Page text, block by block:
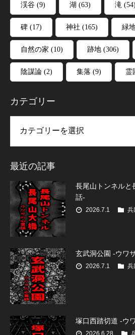
渓谷 (9) 湖 (63) 滝 (54)
碑 (17) 神社 (165) 緑
自然の家 (10) 跡地 (306)
陰謀論 (2) 集落 (9) 霊
カテゴリー
最近の記事
長尾山トンネルと
話-
2026.7.1 兵
玄武洞公園 -ウワ
2026.7.1 兵
塚口西踏切道 -ウ
2026.6.28